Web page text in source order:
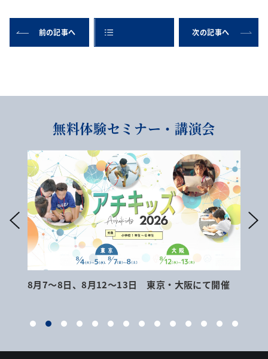
前の記事へ 次の記事へ
無料体験セミナー・講演会
8月7～8日、8月12～13日 東京・大阪にて開催